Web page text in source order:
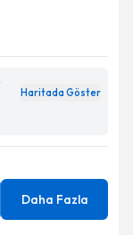
Daha Fazla